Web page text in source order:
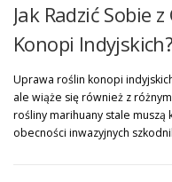
Jak Radzić Sobie
Konopi Indyjskich?
Uprawa roślin konopi
ale wiąże się również z
rośliny marihuany stale
obecności inwazyjnych